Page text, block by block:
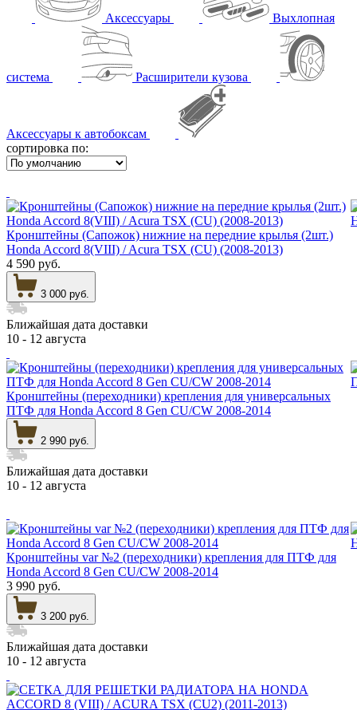
Аксессуары Выхлопная
система Расширители кузова
Аксессуары к автобоксам
сортировка по:
Кронштейны (Сапожок) нижние на передние крылья (2шт.)
Honda Accord 8(VIII) / Acura TSX (CU) (2008-2013)
4 590 руб.
3 000 руб.
Ближайшая дата доставки
10 - 12 августа
Кронштейны (переходники) крепления для универсальных
ПТФ для Honda Accord 8 Gen CU/CW 2008-2014
2 990 руб.
Ближайшая дата доставки
10 - 12 августа
Кронштейны var №2 (переходники) крепления для ПТФ для
Honda Accord 8 Gen CU/CW 2008-2014
3 990 руб.
3 200 руб.
Ближайшая дата доставки
10 - 12 августа